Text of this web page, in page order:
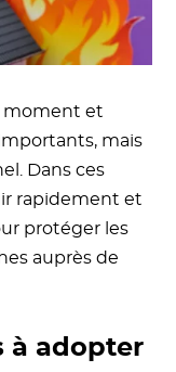
moment et
mais
Dans ces
rapidement et
protéger les
auprès de
à adopter